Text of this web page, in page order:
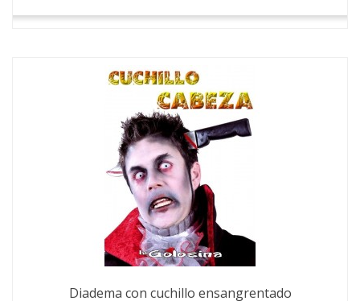
Diadema con cuchillo ensangrentado